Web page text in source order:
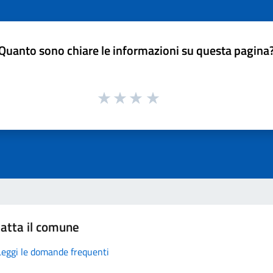
sono chiare le informazioni su questa
il comune
le domande frequenti